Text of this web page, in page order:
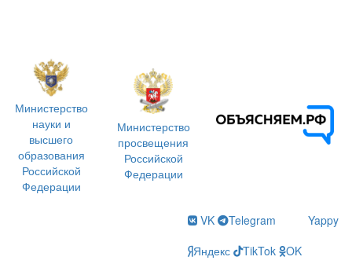
Министерство
науки и
высшего
образования
Российской
Федерации
Министерство
просвещения
Российской
Федерации
VK Telegram
Yappy
Яндекс
TikTok
OK